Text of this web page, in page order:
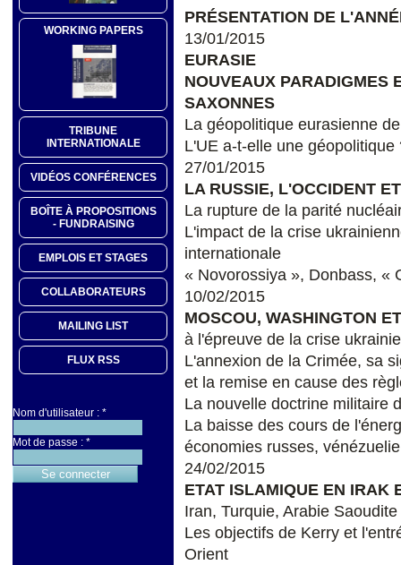
WORKING PAPERS
TRIBUNE
INTERNATIONALE
VIDÉOS CONFÉRENCES
BOÎTE À PROPOSITIONS
- FUNDRAISING
EMPLOIS ET STAGES
COLLABORATEURS
MAILING LIST
FLUX RSS
Nom d'utilisateur : *
Mot de passe : *
PRÉSENTATION DE
13/01/2015
EURASIE
NOUVEAUX PARADIGMES
SAXONNES
La géopolitique eurasienne
L'UE a-t-elle une géopolitique
27/01/2015
LA RUSSIE, L'OCCIDENT
La rupture de la parité
L'impact de la crise
internationale
« Novorossiya », Donbass, «
10/02/2015
MOSCOU, WASHINGTON
à l'épreuve de la crise
L'annexion de la Crimée, sa
et la remise en cause des
La nouvelle doctrine militaire
La baisse des cours de
économies russes,
24/02/2015
ETAT ISLAMIQUE EN IRAK
Iran, Turquie, Arabie
Les objectifs de Kerry et
Orient